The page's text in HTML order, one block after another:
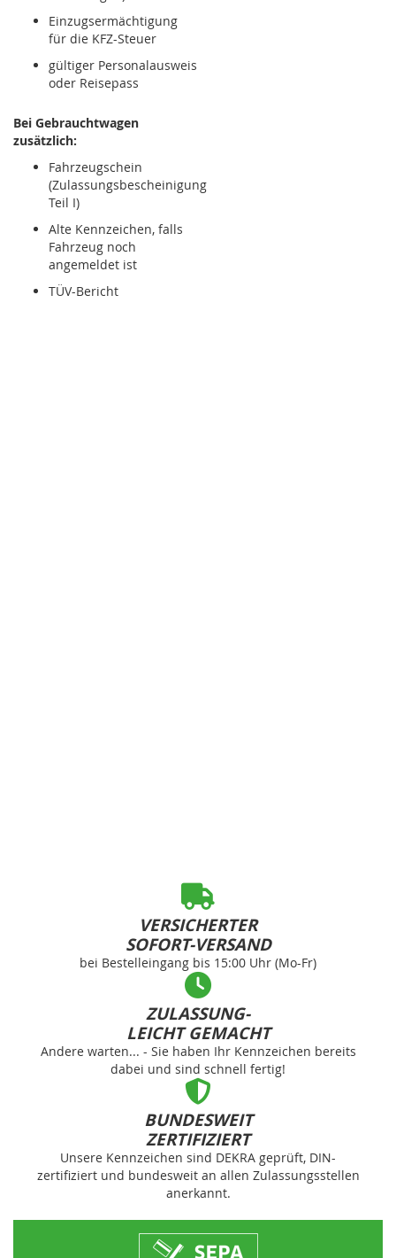
Einzugsermächtigung
für die KFZ-Steuer
gültiger Personalausweis
oder Reisepass
Bei Gebrauchtwagen
zusätzlich:
Fahrzeugschein
(Zulassungsbescheinigung
Teil I)
Alte Kennzeichen, falls
Fahrzeug noch
angemeldet ist
TÜV-Bericht
VERSICHERTER
SOFORT-VERSAND
bei Bestelleingang bis 15:00 Uhr (Mo-Fr)
ZULASSUNG-
LEICHT GEMACHT
Andere warten... - Sie haben Ihr Kennzeichen bereits
dabei und sind schnell fertig!
BUNDESWEIT
ZERTIFIZIERT
Unsere Kennzeichen sind DEKRA geprüft, DIN-
zertifiziert und bundesweit an allen Zulassungsstellen
anerkannt.